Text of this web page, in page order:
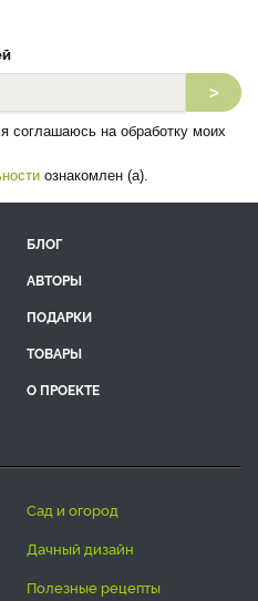
>
соглашаюсь на обработку моих
ознакомлен (а).
БЛОГ
АВТОРЫ
ПОДАРКИ
ТОВАРЫ
О ПРОЕКТЕ
сад и огород
дачный дизайн
полезные рецепты